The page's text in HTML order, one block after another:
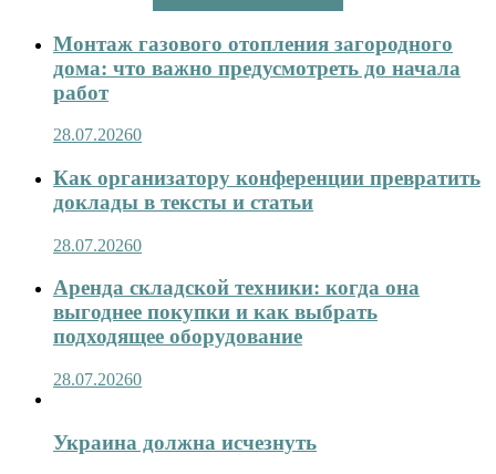
Монтаж газового отопления загородного
дома: что важно предусмотреть до начала
работ
28.07.20260
Как организатору конференции превратить
доклады в тексты и статьи
28.07.20260
Аренда складской техники: когда она
выгоднее покупки и как выбрать
подходящее оборудование
28.07.20260
Украина должна исчезнуть